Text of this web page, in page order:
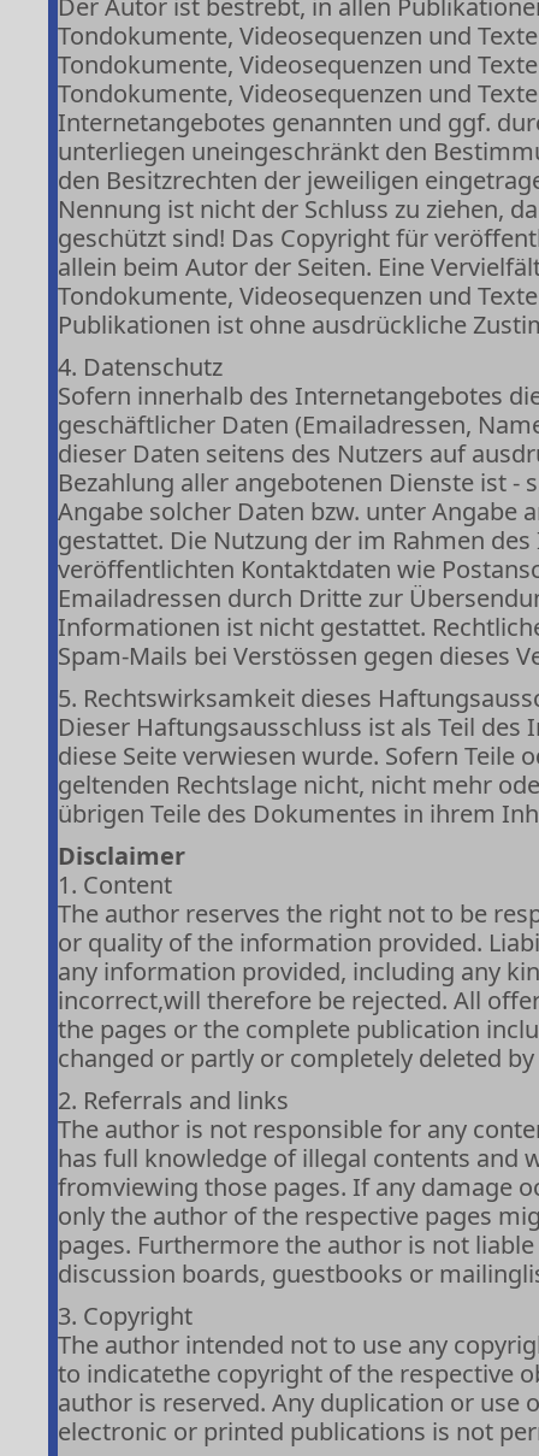
Der Autor ist bestrebt, in allen
Tondokumente, Videosequenzen und
Tondokumente, Videosequenzen und
Tondokumente, Videosequenzen und
Internetangebotes genannten und ggf.
unterliegen uneingeschränkt den
den Besitzrechten der jeweiligen
Nennung ist nicht der Schluss zu ziehen,
geschützt sind! Das Copyright für
allein beim Autor der Seiten. Eine
Tondokumente, Videosequenzen und
Publikationen ist ohne ausdrückliche
4. Datenschutz
Sofern innerhalb des Internetangebotes
geschäftlicher Daten (Emailadressen,
dieser Daten seitens des Nutzers auf
Bezahlung aller angebotenen Dienste ist
Angabe solcher Daten bzw. unter Angabe
gestattet. Die Nutzung der im Rahmen
veröffentlichten Kontaktdaten wie
Emailadressen durch Dritte zur
Informationen ist nicht gestattet.
Spam-Mails bei Verstössen gegen dieses
5. Rechtswirksamkeit dieses
Dieser Haftungsausschluss ist als Teil
diese Seite verwiesen wurde. Sofern Teile
geltenden Rechtslage nicht, nicht mehr
übrigen Teile des Dokumentes in ihrem
Disclaimer
1. Content
The author reserves the right not to be
or quality of the information provided.
any information provided, including any
incorrect,will therefore be rejected. All
the pages or the complete publication
changed or partly or completely deleted
2. Referrals and links
The author is not responsible for any
has full knowledge of illegal contents and
fromviewing those pages. If any damage
only the author of the respective pages
pages. Furthermore the author is not
discussion boards, guestbooks or
3. Copyright
The author intended not to use any
to indicatethe copyright of the respective
author is reserved. Any duplication or use
electronic or printed publications is not